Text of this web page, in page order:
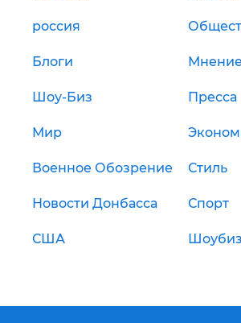
россия
Блоги
Шоу-Биз Пресса
Мир
Военное Обозрение Стиль
Новости Донбасса Спорт
США Шоубиз